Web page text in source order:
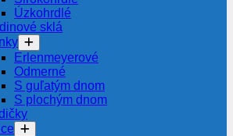
Úzkohrdlé
sklá
Erlenmeyerové
Odmerné
S guľatým dnom
S plochým dnom